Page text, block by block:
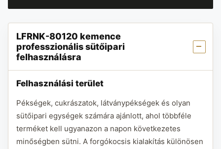
LFRNK-80120 kemence
professzionális sütőipari
felhasználásra
Felhasználási terület
Pékségek, cukrászatok, látványpékségek és olyan
sütőipari egységek számára ajánlott, ahol többféle
terméket kell ugyanazon a napon következetes
minőségben sütni. A forgókocsis kialakítás különösen